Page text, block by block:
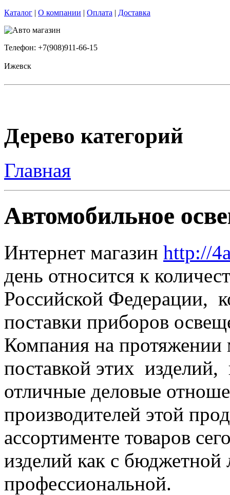
Каталог | О компании | Оплата | Доставка
Телефон: +7(908)911-66-15
Ижевск
Дерево категорий
Главная
Автомобильное
Интернет магазин http://
день относится к
Российской Федерации,
поставки приборов
Компания на протяжении
поставкой этих изделий,
отличные деловые
производителей этой
ассортименте товаров
изделий как с бюджетной
профессиональной.